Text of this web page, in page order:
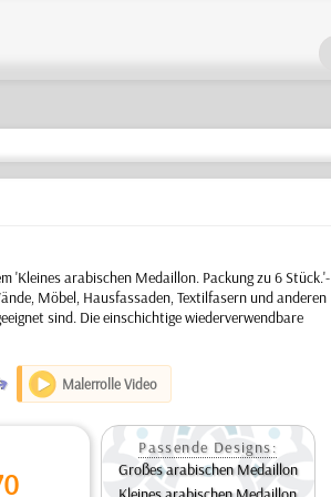
'Kleines arabischen Medaillon. Packung zu 6 Stück.'-
Möbel, Hausfassaden, Textilfasern und anderen
sind. Die einschichtige wiederverwendbare
Malerrolle Video
Passende Designs:
Großes arabischen Medaillon